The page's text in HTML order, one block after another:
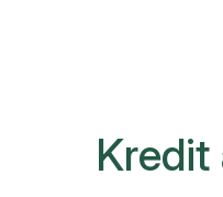
Kredit